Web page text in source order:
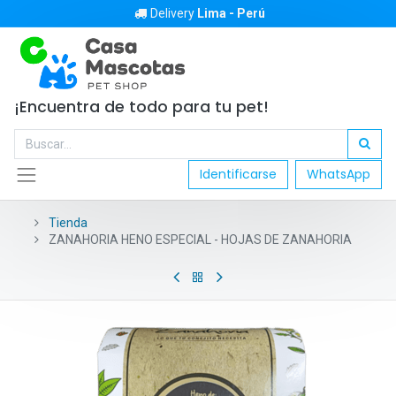
Delivery Lima - Perú
¡Encuentra de todo para tu pet!
Identificarse WhatsApp
Tienda
ZANAHORIA HENO ESPECIAL - HOJAS DE ZANAHORIA